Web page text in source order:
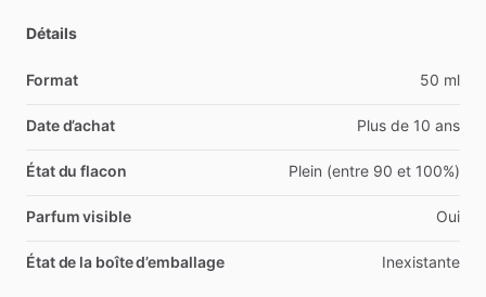
Détails
Format 50 ml
Date d’achat Plus de 10 ans
État du flacon Plein (entre 90 et 100%)
Parfum visible Oui
État de la boîte d’emballage Inexistante